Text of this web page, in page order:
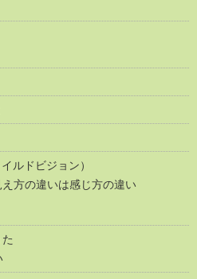
ルドビジョン）
方の違いは感じ方の違い